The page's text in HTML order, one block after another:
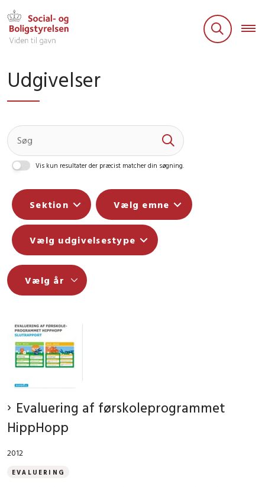
Udgivelser
Vis kun resultater der præcist matcher din søgning.
Sektion Vælg emne
Vælg udgivelsestype
Evaluering af førskoleprogrammet
HippHopp
2012
EVALUERING